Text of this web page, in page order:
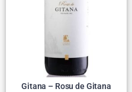
Gitana – Rosu de Gitana